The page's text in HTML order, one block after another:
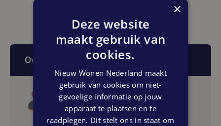
Over dit artikel
Auteur
Lamberink Nieuwbouwmakelaars
×
Deze website
maakt gebruik van
cookies.
Nieuw Wonen Nederland maakt
gebruik van cookies om niet-
gevoelige informatie op jouw
apparaat te plaatsen en te
raadplegen. Dit stelt ons in staat om